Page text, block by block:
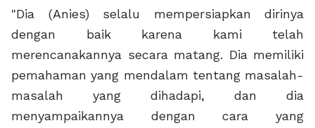
"Dia (Anies) selalu mempersiapkan dirinya
dengan baik karena kami telah
merencanakannya secara matang. Dia memiliki
pemahaman yang mendalam tentang masalah-
masalah yang dihadapi, dan dia
menyampaikannya dengan cara yang